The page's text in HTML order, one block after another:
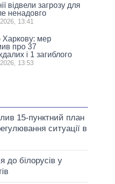
відвели загрозу для
ненадовго
13:41
Харкову: мер
про 37
і 1 загиблого
13:53
15-пунктний план
ситуації в
до білорусів у